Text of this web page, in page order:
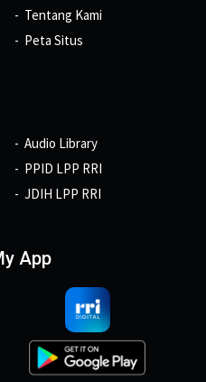
Tentang Kami
Peta Situs
Audio Library
PPID LPP RRI
JDIH LPP RRI
App